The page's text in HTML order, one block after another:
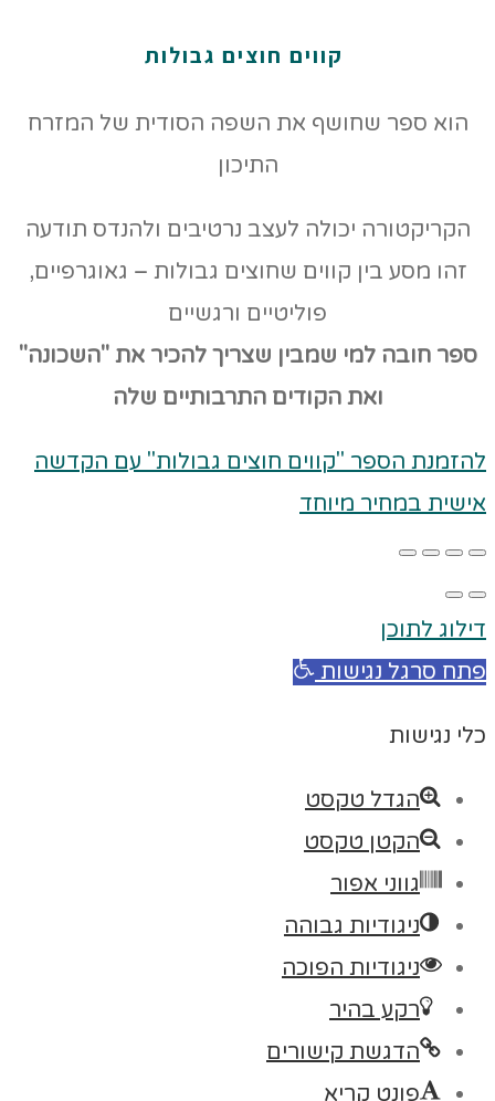
קווים חוצים גבולות
הוא ספר שחושף את השפה הסודית של המזרח
התיכון
הקריקטורה יכולה לעצב נרטיבים ולהנדס תודעה
זהו מסע בין קווים שחוצים גבולות – גאוגרפיים,
פוליטיים ורגשיים
ספר חובה למי שמבין שצריך להכיר את "השכונה"
ואת הקודים התרבותיים שלה
להזמנת הספר "קווים חוצים גבולות" עם הקדשה
אישית במחיר מיוחד
דילוג לתוכן
פתח סרגל נגישות
כלי נגישות
הגדל טקסט
הקטן טקסט
גווני אפור
ניגודיות גבוהה
ניגודיות הפוכה
רקע בהיר
הדגשת קישורים
פונט קריא